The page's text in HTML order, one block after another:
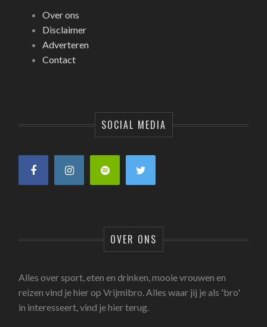
Over ons
Disclaimer
Adverteren
Contact
SOCIAL MEDIA
OVER ONS
Alles over sport, eten en drinken, mooie vrouwen en
reizen vind je hier op Vrijmibro. Alles waar jij je als 'bro'
in interesseert, vind je hier terug.